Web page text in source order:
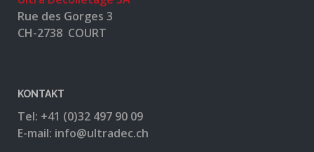
Rue des Gorges 3
CH-2738 COURT
KONTAKT
Tel: +41 (0)32 497 90 09
E-mail: info@ultradec.ch